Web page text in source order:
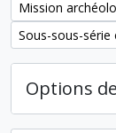
Remove filter:
Remove filter:
Sous-sous-série
Options